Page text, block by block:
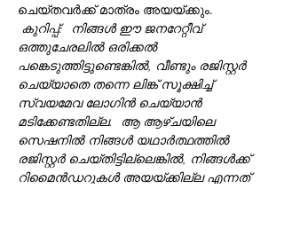
ചെയ്‌തവർക്ക് മാത്രം അയയ്‌ക്കും.
കുറിപ്പ്: നിങ്ങൾ ഈ ജനറേറ്റീവ്
ഒത്തുചേരലിൽ ഒരിക്കൽ
പങ്കെടുത്തിട്ടുണ്ടെങ്കിൽ, വീണ്ടും രജിസ്റ്റർ
ചെയ്യാതെ തന്നെ ലിങ്ക് സൂക്ഷിച്ച്
സ്വയമേവ ലോഗിൻ ചെയ്യാൻ
മടിക്കേണ്ടതില്ല.
ആ ആഴ്‌ചയിലെ
സെഷനിൽ നിങ്ങൾ യഥാർത്ഥത്തിൽ
രജിസ്റ്റർ ചെയ്തിട്ടില്ലെങ്കിൽ, നിങ്ങൾക്ക്
റിമൈൻഡറുകൾ അയയ്‌ക്കില്ല എന്നത്